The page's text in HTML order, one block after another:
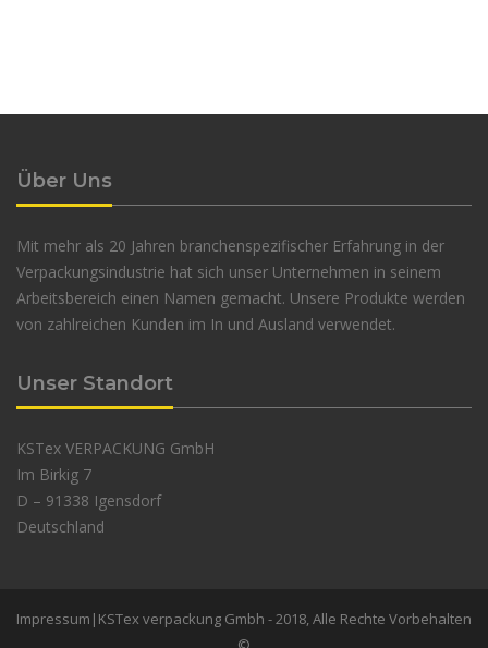
Über Uns
Mit mehr als 20 Jahren branchenspezifischer Erfahrung in der
Verpackungsindustrie hat sich unser Unternehmen in seinem
Arbeitsbereich einen Namen gemacht. Unsere Produkte werden
von zahlreichen Kunden im In und Ausland verwendet.
Unser Standort
KSTex VERPACKUNG GmbH
Im Birkig 7
D – 91338 Igensdorf
Deutschland
Impressum |KSTex verpackung Gmbh - 2018, Alle Rechte Vorbehalten